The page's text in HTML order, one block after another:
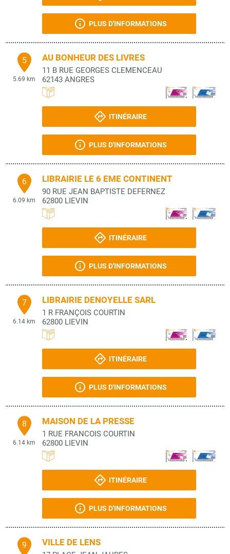
PLUS D'INFORMATIONS
5
5.69 km
AU BONHEUR DES LIVRES
11 B RUE GEORGES CLEMENCEAU
62143 ANGRES
ITINÉRAIRE
PLUS D'INFORMATIONS
6
6.09 km
LIBRAIRIE LE 6 EME CONTINENT
90 RUE JEAN BAPTISTE DEFERNEZ
62800 LIEVIN
ITINÉRAIRE
PLUS D'INFORMATIONS
7
6.14 km
LIBRAIRIE DENOYELLE SARL
1 R FRANÇOIS COURTIN
62800 LIEVIN
ITINÉRAIRE
PLUS D'INFORMATIONS
8
6.14 km
MAISON DE LA PRESSE
1 RUE FRANCOIS COURTIN
62800 LIEVIN
ITINÉRAIRE
PLUS D'INFORMATIONS
9 VILLE DE LENS